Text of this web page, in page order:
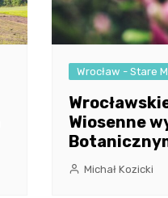
Wrocław - Stare
Wiosenne
Michał Kozicki